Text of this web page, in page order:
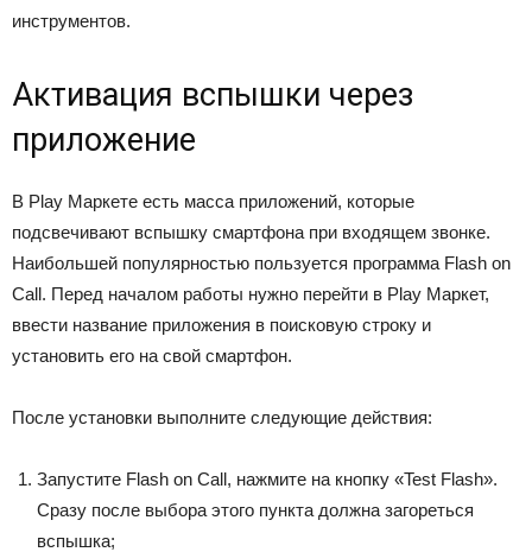
инструментов.
Активация вспышки через
приложение
В Play Маркете есть масса приложений, которые
подсвечивают вспышку смартфона при входящем звонке.
Наибольшей популярностью пользуется программа Flash on
Call. Перед началом работы нужно перейти в Play Маркет,
ввести название приложения в поисковую строку и
установить его на свой смартфон.
После установки выполните следующие действия:
Запустите Flash on Call, нажмите на кнопку «Test Flash».
Сразу после выбора этого пункта должна загореться
вспышка;